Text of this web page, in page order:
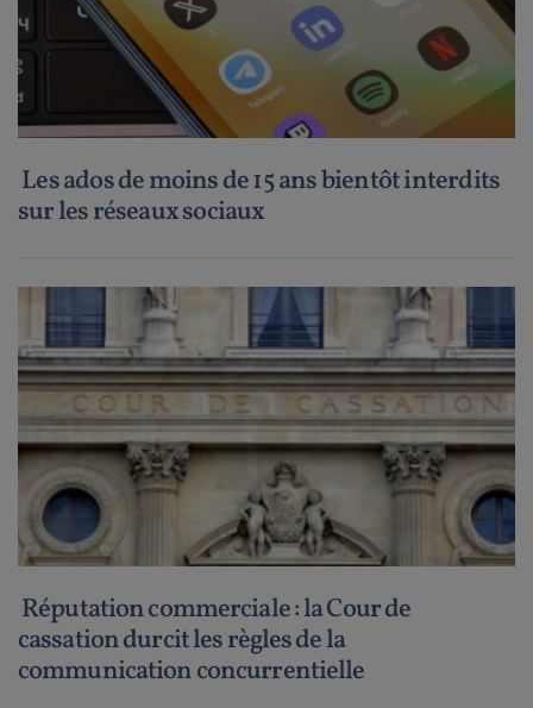
Les ados de moins de 15 ans bientôt interdits
sur les réseaux sociaux
Réputation commerciale : la Cour de
cassation durcit les règles de la
communication concurrentielle